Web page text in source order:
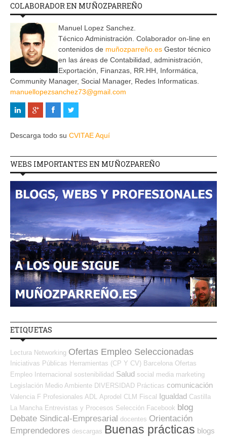
COLABORADOR EN MUÑOZPARREÑO
Manuel Lopez Sanchez.
Técnico Administración. Colaborador on-line en
contenidos de muñozparreño.es Gestor técnico
en las áreas de Contabilidad, administración,
Exportación, Finanzas, RR.HH, Informática,
Community Manager, Social Manager, Redes Informaticas.
manuellopezsanchez73@gmail.com
Descarga todo su CVITAE Aquí
WEBS IMPORTANTES EN MUÑOZPAREÑO
ETIQUETAS
Lectura Networking Ofertas Empleo Seleccionadas
Iniciativas Públicas Herramientas (CP Y CV) Barcelona Ofertas
Empleo Internacional sostenibilidad Salud social media marketing
Legislación Medio Ambiente DIVERSIDAD Prácticas comunicación
Valencia F Profesionales ADL Aprodel CLM Fiscal Igualdad Castilla
La Mancha Entrevistas y Procesos Selección Facebook blog
Debate Sindical-Empresarial docentes Orientación
Emprendedores descargas Buenas prácticas blogs